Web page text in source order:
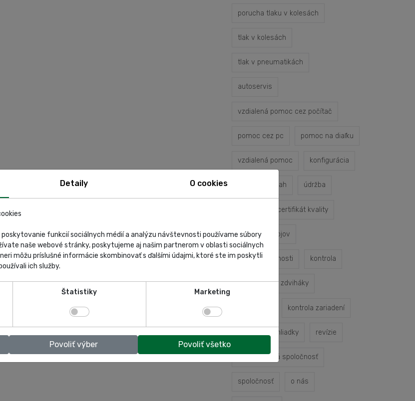
porucha tlaku v kolesách
tlak v kolesách
tlak v pneumatikách
autoservis
vzdialená pomoc cez počítač
pomoc cez pc pomoc na diaľku
vzdialená pomoc konfigurácia
servisný zásah údržba
certifikát kvality
servis prístrojov
profil spoločnosti kontrola
kontrola zdviháky
kontrola zariadení
odborné prehliadky revízie
autoservisná spoločnosť
spoločnosť o nás
Detaily O cookies
poskytovanie funkcií sociálnych médií a analýzu návštevnosti používame súbory
naše webové stránky, poskytujeme aj našim partnerom v oblasti sociálnych
môžu príslušné informácie skombinovať s ďalšími údajmi, ktoré ste im poskytli
ich služby.
Štatistiky Marketing
Povoliť výber Povoliť všetko